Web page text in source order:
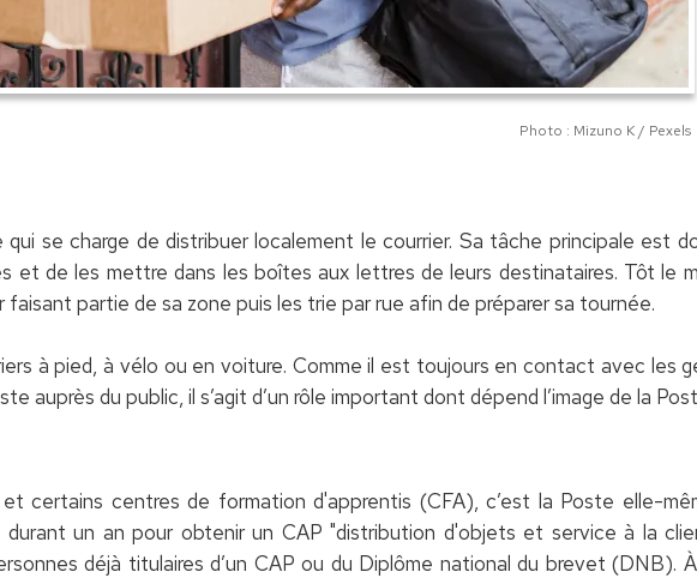
Photo : Mizuno K / Pexels
se charge de distribuer localement le courrier. Sa tâche principale est
et de les mettre dans les boîtes aux lettres de leurs destinataires. Tôt le
partie de sa zone puis les trie par rue afin de préparer sa tournée.
à pied, à vélo ou en voiture. Comme il est toujours en contact avec les
auprès du public, il s’agit d’un rôle important dont dépend l’image de la
certains centres de formation d'apprentis (CFA), c’est la Poste elle-
un an pour obtenir un CAP "distribution d'objets et service à la
déjà titulaires d’un CAP ou du Diplôme national du brevet (DNB).